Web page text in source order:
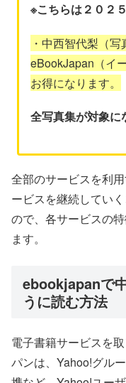
※こちらは２０２
・中西智代梨（写
eBookJapan（イ
お得になります。
全写真集が対象に
全部のサービスを利
ービスを継続してい
ので、各サービスの
ます。
ebookjapanで
うに読む方法
電子書籍サービスを
パンは、Yahoo!グル